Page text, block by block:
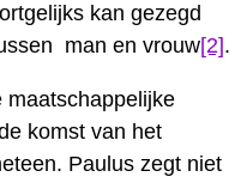
kan gezegd
man en vrouw[2].
maatschappelijke
komst van het
Paulus zegt niet